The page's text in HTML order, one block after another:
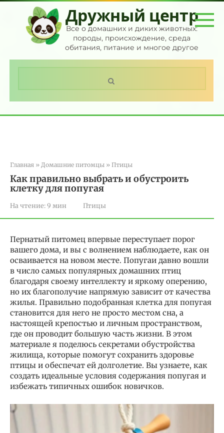
Перейти
контенту
Дружный центр
Все о домашних и диких животных:
породы, происхождение, среда
обитания, питание и многое другое
Главная » Домашние питомцы » Птицы
Как правильно выбрать и обустроить
клетку для попугая
На чтение:9 мин Птицы
Пернатый питомец впервые переступает порог
вашего дома, и вы с волнением наблюдаете, как он
осваивается на новом месте. Попугаи давно вошли
в число самых популярных домашних птиц
благодаря своему интеллекту и яркому оперению,
но их благополучие напрямую зависит от качества
жилья. Правильно подобранная клетка для попугая
становится для него не просто местом сна, а
настоящей крепостью и личным пространством,
где он проводит большую часть жизни. В этом
материале я поделюсь секретами обустройства
жилища, которые помогут сохранить здоровье
птицы и обеспечат ей долголетие. Вы узнаете, как
создать идеальные условия содержания попугая и
избежать типичных ошибок новичков.